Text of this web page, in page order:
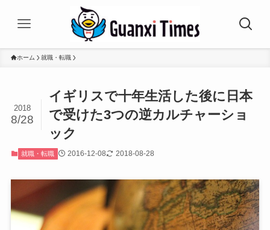
ホーム 就職・転職
イギリスで十年生活した後に日本
で受けた3つの逆カルチャーショ
ック
2018
8/28
就職・転職 2016-12-08 2018-08-28